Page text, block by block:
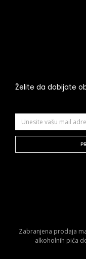
Želite da dobijate
Zabranjena prodaja
alkoholnih pića